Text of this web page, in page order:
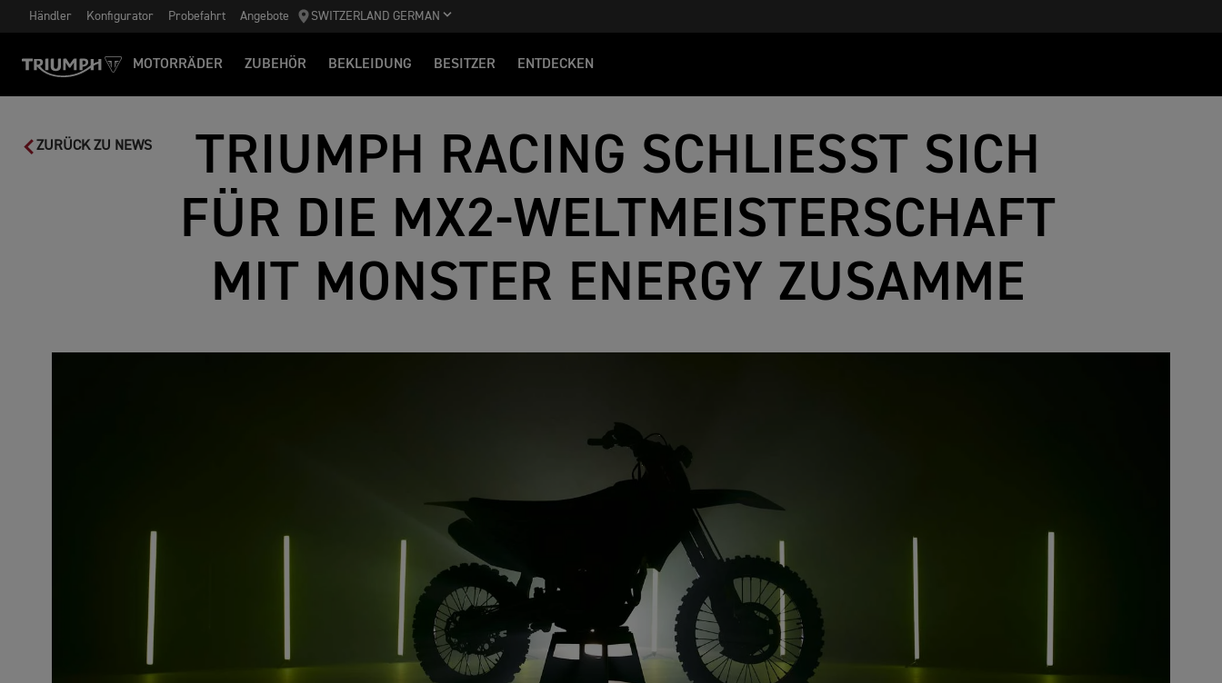
Händler Konfigurator Probefahrt Angebote SWITZERLAND GERMAN
MOTORRÄDER ZUBEHÖR BEKLEIDUNG BESITZER ENTDECKEN
ZURÜCK ZU NEWS
TRIUMPH RACING SCHLIESST SICH
FÜR DIE MX2-WELTMEISTERSCHAFT
MIT MONSTER ENERGY ZUSAMME